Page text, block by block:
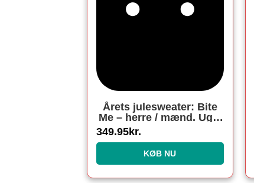
Årets julesweater: Bite
Me – herre / mænd. Ugly
Christmas Sweater lavet
i Danmark
349.95kr.
KØB NU